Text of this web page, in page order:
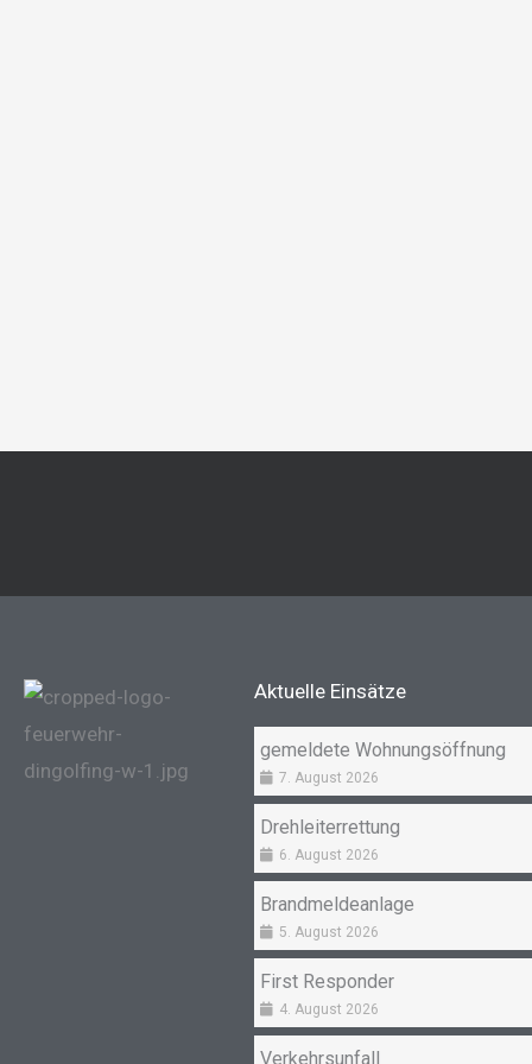
Aktuelle Einsätze
gemeldete Wohnungsöffnung
7. August 2026
Drehleiterrettung
6. August 2026
Brandmeldeanlage
5. August 2026
First Responder
4. August 2026
Verkehrsunfall